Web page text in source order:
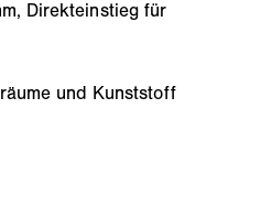
Direkteinstieg für
und Kunststoff